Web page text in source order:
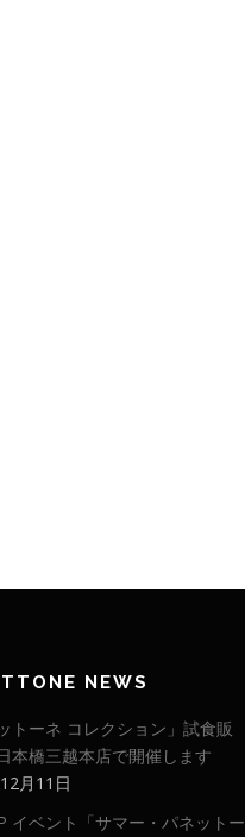
NEWS
トーネ コレクション」試食販
本橋三越本店で開催します
月11日
イベント「サマー・パネットー